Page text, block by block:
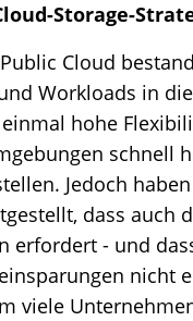
Storage-
Cloud
Workloads in
hohe
schnell
Jedoch
dass auch
erfordert - und
nicht
viele